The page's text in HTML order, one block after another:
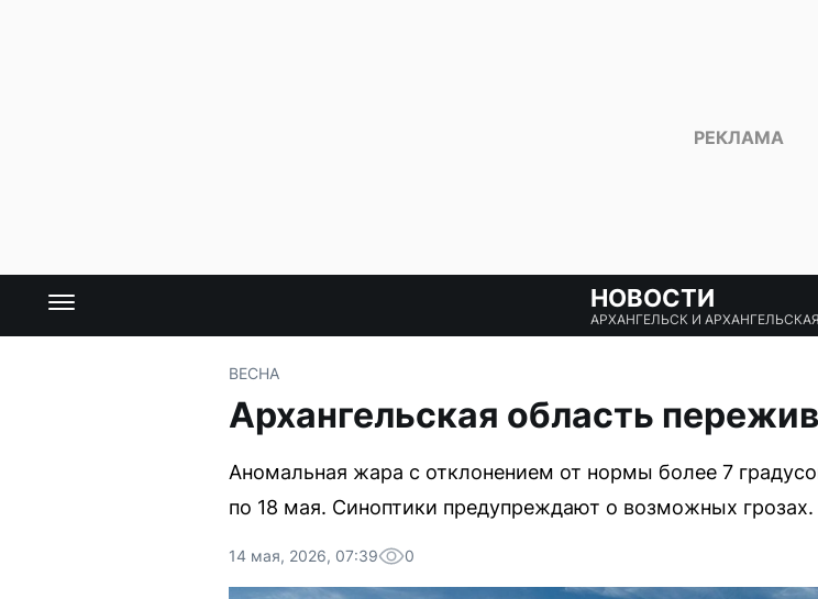
НОВОСТИ
АРХАНГЕЛЬСК И
ВЕСНА
Архангельская область
Аномальная жара с отклонением от нормы более 7
по 18 мая. Синоптики предупреждают о возможных грозах.
14 мая, 2026, 07:39 0